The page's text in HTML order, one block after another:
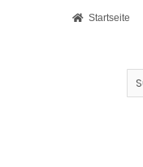
Startseite